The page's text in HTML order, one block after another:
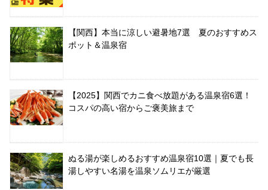
【関西】本当に涼しい避暑地7選 夏のおすすめス
ポット＆温泉宿
【2025】関西でカニ食べ放題がある温泉宿6選！
コスパの高い宿からご褒美旅まで
ぬる湯が楽しめるおすすめ温泉宿10選｜夏でも長
湯しやすい名湯を温泉ソムリエが厳選